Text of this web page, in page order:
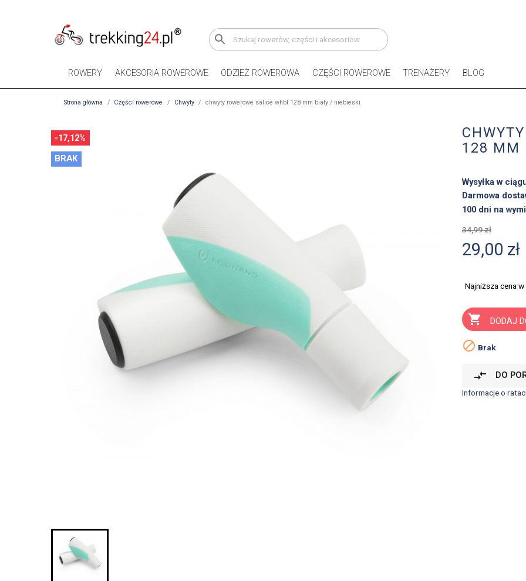
search
ROWERY AKCESORIA ROWEROWE ODZIEŻ ROWEROWA CZĘŚCI ROWEROWE TRENAŻERY BLOG
Strona główna Części rowerowe Chwyty chwyty rowerowe salice whbl 128 mm biały / niebieski
-17,12%
BRAK
128 MM
Wysyłka w
Darmowa
100 dni na
34,99 zł
29,00 zł
Najniższa cena
 DODAJ
 Brak
compare_arrows DO
Informacje o